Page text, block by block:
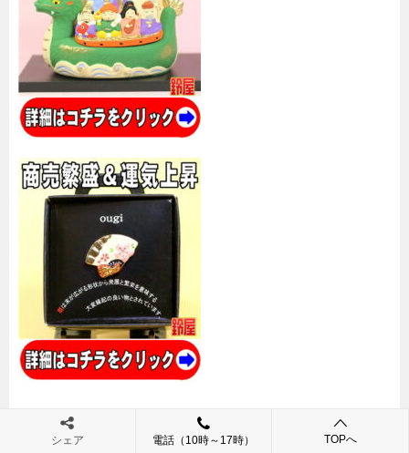
シェア 電話（10時～17時） TOPへ